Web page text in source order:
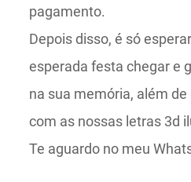
pagamento.
Depois disso, é só
esperada festa chegar e
na sua memória, além
com as nossas letras 3d
Te aguardo no meu